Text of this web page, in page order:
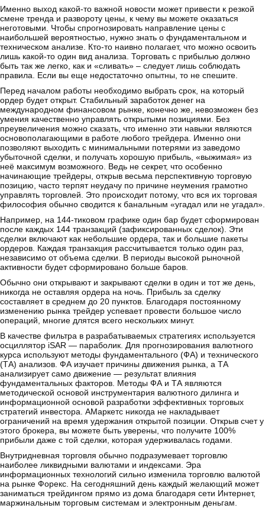
Именно выход какой-то важной новости может привести к резкой
смене тренда и развороту цены, к чему вы можете оказаться
неготовыми. Чтобы спрогнозировать направление цены с
наибольшей вероятностью, нужно знать о фундаментальном и
техническом анализе. Кто-то наивно полагает, что можно освоить
лишь какой-то один вид анализа. Торговать с прибылью должно
быть так же легко, как и «сливать» – следует лишь соблюдать
правила. Если вы еще недостаточно опытны, то не спешите.
Перед началом работы необходимо выбрать срок, на который
ордер будет открыт. Стабильный заработок денег на
международном финансовом рынке, конечно же, невозможен без
умения качественно управлять открытыми позициями. Без
преувеличения можно сказать, что именно эти навыки являются
основополагающими в работе любого трейдера. Именно они
позволяют выходить с минимальными потерями из заведомо
убыточной сделки, и получать хорошую прибыль, «выжимая» из
неё максимум возможного. Ведь не секрет, что особенно
начинающие трейдеры, открыв весьма перспективную торговую
позицию, часто терпят неудачу по причине неумения грамотно
управлять торговлей. Это происходит потому, что вся их торговая
философия обычно сводится к банальным «угадал или не угадал».
Например, на 144-тиковом графике один бар будет сформирован
после каждых 144 транзакций (зафиксированных сделок). Эти
сделки включают как небольшие ордера, так и большие пакеты
ордеров. Каждая транзакция рассчитывается только один раз,
независимо от объема сделки. В периоды высокой рыночной
активности будет сформировано больше баров.
Обычно они открывают и закрывают сделки в один и тот же день,
никогда не оставляя ордера на ночь. Прибыль за сделку
составляет в среднем до 20 пунктов. Благодаря постоянному
изменению рынка трейдер успевает провести большое число
операций, многие длятся всего нескольких минут.
В качестве фильтра в разрабатываемых стратегиях используется
осциллятор iSAR — параболик. Для прогнозирования валютного
курса используют методы фундаментального (ФА) и технического
(ТА) анализов. ФА изучает причины движения рынка, а ТА
анализирует само движение — результат влияния
фундаментальных факторов. Методы ФА и ТА являются
методической основой инструментария валютного дилинга и
информационной основой разработки эффективных торговых
стратегий инвестора. АМаркетс никогда не накладывает
ограничений на время удержания открытой позиции. Открыв счет у
этого брокера, вы можете быть уверены, что получите 100%
прибыли даже с той сделки, которая удерживалась годами.
Внутридневная торговля обычно подразумевает торговлю
наиболее ликвидными валютами и индексами. Эра
информационных технологий сильно изменила торговлю валютой
на рынке Форекс. На сегодняшний день каждый желающий может
заниматься трейдингом прямо из дома благодаря сети Интернет,
маржинальным торговым системам и электронным деньгам.